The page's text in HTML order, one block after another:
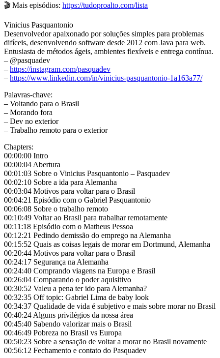
🎬 Mais episódios: https://tudoproalto.com/lista
Vinicius Pasquantonio
Desenvolvedor apaixonado por soluções simples para problemas
difíceis, desenvolvendo software desde 2012 com Java para web.
Entusiasta de métodos ágeis, ambientes flexíveis e entrega contínua.
– @pasquadev
– https://instagram.com/pasquadev
– https://www.linkedin.com/in/vinicius-pasquantonio-1a163a77/
Palavras-chave:
– Voltando para o Brasil
– Morando fora
– Dev no exterior
– Trabalho remoto para o exterior
Chapters:
00:00:00 Intro
00:00:04 Abertura
00:01:03 Sobre o Vinicius Pasquantonio – Pasquadev
00:02:10 Sobre a ida para Alemanha
00:03:04 Motivos para voltar para o Brasil
00:04:21 Episódio com o Gabriel Pasquantonio
00:06:08 Sobre o trabalho remoto
00:10:49 Voltar ao Brasil para trabalhar remotamente
00:11:18 Episódio com o Matheus Pessoa
00:12:21 Pedindo demissão do emprego na Alemanha
00:15:52 Quais as coisas legais de morar em Dortmund, Alemanha
00:20:44 Motivos para voltar para o Brasil
00:24:17 Segurança na Alemanha
00:24:40 Comprando viagens na Europa e Brasil
00:26:04 Comparando o poder aquisitivo
00:30:52 Valeu a pena ter ido para Alemanha?
00:32:35 Off topic: Gabriel Lima de baby look
00:34:37 Qualidade de vida é subjetivo e mais sobre morar no Brasil
00:40:24 Alguns privilégios da nossa área
00:45:40 Sabendo valorizar mais o Brasil
00:46:49 Pobreza no Brasil vs Europa
00:50:23 Sobre a sensação de voltar a morar no Brasil novamente
00:56:12 Fechamento e contato do Pasquadev